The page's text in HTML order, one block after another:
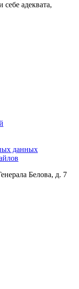
себе адеквата,
данных
Белова, д. 7